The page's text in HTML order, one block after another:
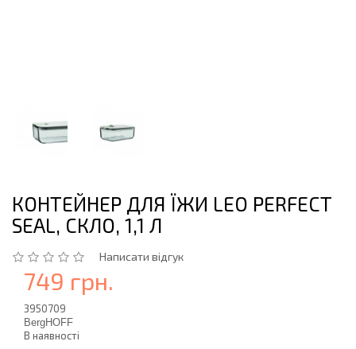
КОНТЕЙНЕР ДЛЯ ЇЖИ LEO PERFECT
SEAL, СКЛО, 1,1 Л
Написати відгук
749 грн.
3950709
BergHOFF
В наявності